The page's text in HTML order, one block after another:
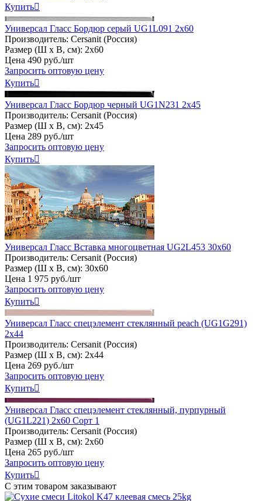
Купить
Универсал Гласс Бордюр серый UG1L091 2х60
Производитель: Cersanit (Россия)
Размер (Ш х В, см): 2х60
Цена 490 руб./шт
Запросить оптовую цену
Купить
Универсал Гласс Бордюр черный UG1N231 2х45
Производитель: Cersanit (Россия)
Размер (Ш х В, см): 2х45
Цена 289 руб./шт
Запросить оптовую цену
Купить
Универсал Гласс Вставка многоцветная UG2L453 30х60
Производитель: Cersanit (Россия)
Размер (Ш х В, см): 30х60
Цена 1 975 руб./шт
Запросить оптовую цену
Купить
Универсал Гласс спецэлемент стеклянный peach (UG1G291)
2x44
Производитель: Cersanit (Россия)
Размер (Ш х В, см): 2х44
Цена 269 руб./шт
Запросить оптовую цену
Купить
Универсал Гласс спецэлемент стеклянный, пурпурный
(UG1L221) 2x60 Сорт 1
Производитель: Cersanit (Россия)
Размер (Ш х В, см): 2х60
Цена 265 руб./шт
Запросить оптовую цену
Купить
С этим товаром заказывают